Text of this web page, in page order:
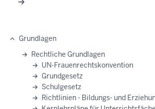
Grundlagen
Rechtliche Grundlagen
UN-Frauenrechtskonvention
Grundgesetz
Schulgesetz
Richtlinien - Bildungs- und